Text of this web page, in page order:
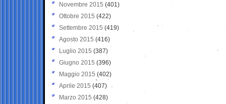
Novembre 2015 (401)
Ottobre 2015 (422)
Settembre 2015 (419)
Agosto 2015 (416)
Luglio 2015 (387)
Giugno 2015 (396)
Maggio 2015 (402)
Aprile 2015 (407)
Marzo 2015 (428)